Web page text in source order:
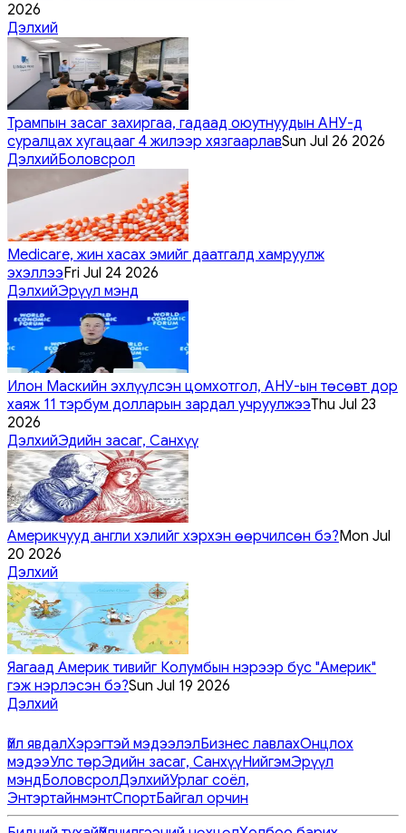
2026
Дэлхий
Трампын засаг захиргаа, гадаад оюутнуудын АНУ-д
суралцах хугацааг 4 жилээр хязгаарлавSun Jul 26 2026
ДэлхийБоловсрол
Medicare, жин хасах эмийг даатгалд хамруулж
эхэллээFri Jul 24 2026
ДэлхийЭрүүл мэнд
Илон Маскийн эхлүүлсэн цомхотгол, АНУ-ын төсөвт дор
хаяж 11 тэрбум долларын зардал учруулжээThu Jul 23
2026
ДэлхийЭдийн засаг, Санхүү
Америкчууд англи хэлийг хэрхэн өөрчилсөн бэ?Mon Jul
20 2026
Дэлхий
Яагаад Америк тивийг Колумбын нэрээр бус "Америк"
гэж нэрлэсэн бэ?Sun Jul 19 2026
Дэлхий
Үйл явдалХэрэгтэй мэдээлэлБизнес лавлахОнцлох
мэдээУлс төрЭдийн засаг, СанхүүНийгэмЭрүүл
мэндБоловсролДэлхийУрлаг соёл,
ЭнтэртайнмэнтСпортБайгал орчин